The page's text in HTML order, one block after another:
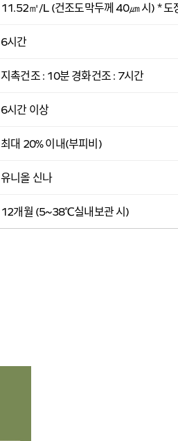
11.52㎡/L (건조도막두께 40㎛ 시) * 도
6시간
지촉건조 : 10분 경화건조 : 7시간
6시간 이상
최대 20% 이내(부피비)
유니올 신나
12개월 (5~38℃실내보관 시)